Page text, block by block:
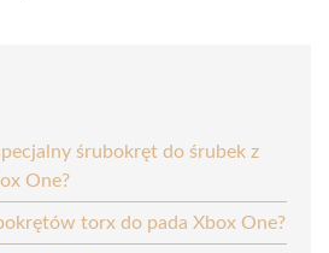
śrubokręt do śrubek z
One?
torx do pada Xbox One?